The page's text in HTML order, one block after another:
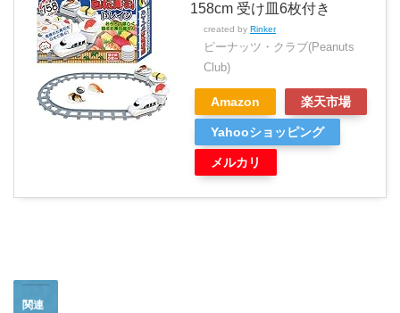
158cm 受け皿6枚付き
created by Rinker
ピーナッツ・クラブ(Peanuts
Club)
Amazon 楽天市場
Yahooショッピング
メルカリ
関連